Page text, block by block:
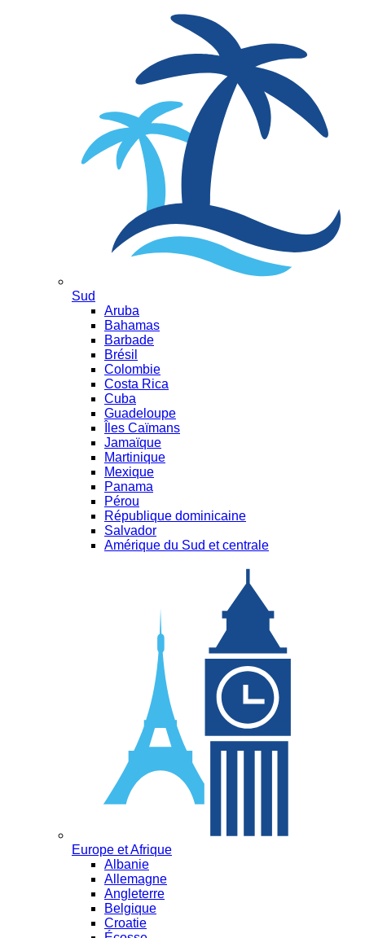
Sud
Aruba
Bahamas
Barbade
Brésil
Colombie
Costa Rica
Cuba
Guadeloupe
Îles Caïmans
Jamaïque
Martinique
Mexique
Panama
Pérou
République dominicaine
Salvador
Amérique du Sud et centrale
Europe et Afrique
Albanie
Allemagne
Angleterre
Belgique
Croatie